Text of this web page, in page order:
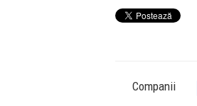
Companii